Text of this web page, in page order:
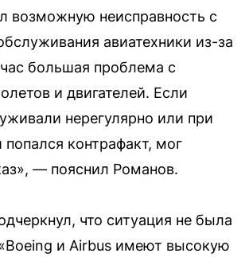
возможную неисправность с
авиатехники из-за
большая проблема с
и двигателей. Если
нерегулярно или при
попался контрафакт, мог
— пояснил Романов.
что ситуация не была
и Airbus имеют высокую